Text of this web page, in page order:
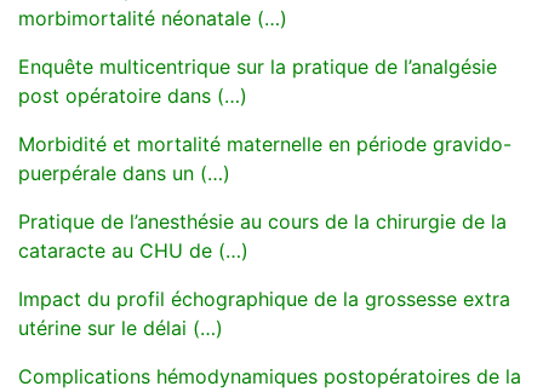
morbimortalité néonatale (…)
Enquête multicentrique sur la pratique de l’analgésie
post opératoire dans (…)
Morbidité et mortalité maternelle en période gravido-
puerpérale dans un (…)
Pratique de l’anesthésie au cours de la chirurgie de la
cataracte au CHU de (…)
Impact du profil échographique de la grossesse extra
utérine sur le délai (…)
Complications hémodynamiques postopératoires de la